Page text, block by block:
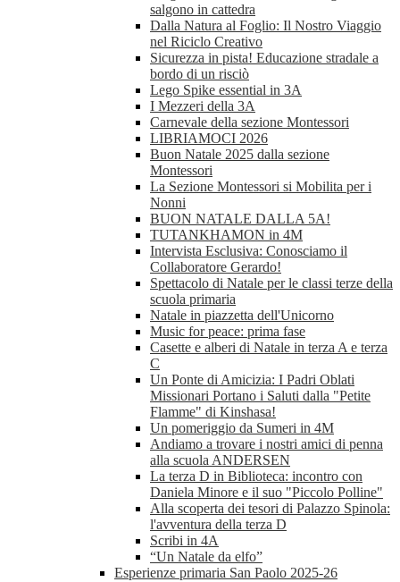
salgono in cattedra
Dalla Natura al Foglio: Il Nostro Viaggio
nel Riciclo Creativo
Sicurezza in pista! Educazione stradale a
bordo di un risciò
Lego Spike essential in 3A
I Mezzeri della 3A
Carnevale della sezione Montessori
LIBRIAMOCI 2026
Buon Natale 2025 dalla sezione
Montessori
La Sezione Montessori si Mobilita per i
Nonni
BUON NATALE DALLA 5A!
TUTANKHAMON in 4M
Intervista Esclusiva: Conosciamo il
Collaboratore Gerardo!
Spettacolo di Natale per le classi terze della
scuola primaria
Natale in piazzetta dell'Unicorno
Music for peace: prima fase
Casette e alberi di Natale in terza A e terza
C
Un Ponte di Amicizia: I Padri Oblati
Missionari Portano i Saluti dalla "Petite
Flamme" di Kinshasa!
Un pomeriggio da Sumeri in 4M
Andiamo a trovare i nostri amici di penna
alla scuola ANDERSEN
La terza D in Biblioteca: incontro con
Daniela Minore e il suo "Piccolo Polline"
Alla scoperta dei tesori di Palazzo Spinola:
l'avventura della terza D
Scribi in 4A
“Un Natale da elfo”
Esperienze primaria San Paolo 2025-26